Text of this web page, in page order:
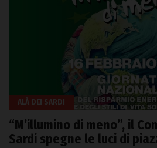
ALÀ DEI SARDI
“M’illumino di meno”, il
Sardi spegne le luci di